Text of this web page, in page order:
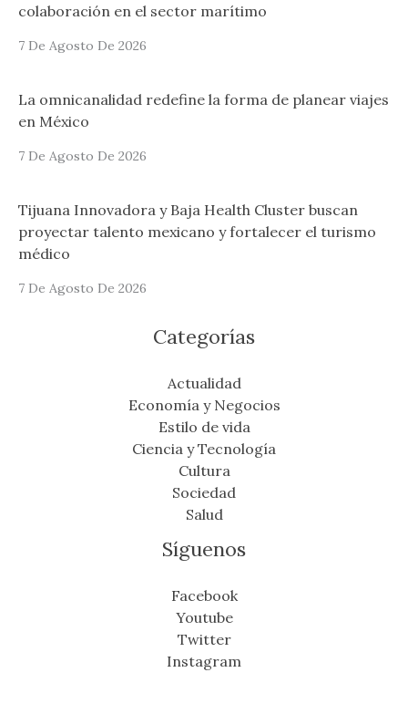
colaboración en el sector marítimo
7 De Agosto De 2026
La omnicanalidad redefine la forma de planear viajes
en México
7 De Agosto De 2026
Tijuana Innovadora y Baja Health Cluster buscan
proyectar talento mexicano y fortalecer el turismo
médico
7 De Agosto De 2026
Categorías
Actualidad
Economía y Negocios
Estilo de vida
Ciencia y Tecnología
Cultura
Sociedad
Salud
Síguenos
Facebook
Youtube
Twitter
Instagram